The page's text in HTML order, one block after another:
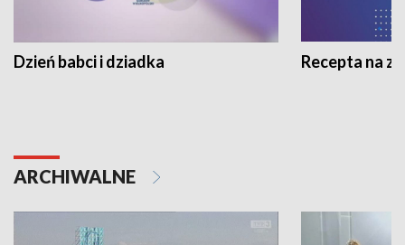
Dzień babci i dziadka Recepta na
ARCHIWALNE